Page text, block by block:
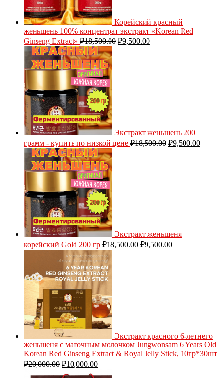
Корейский красный
женьшень 100% концентрат экстракт «Korean Red
Ginseng Extract» ₽18,500.00 ₽9,500.00
Экстракт женьшень 200
грамм - купить по низкой цене ₽18,500.00 ₽9,500.00
Экстракт женьшеня
корейский Gold 200 гр ₽18,500.00 ₽9,500.00
Экстракт красного 6-летнего
женьшеня с маточным молочком Jungwonsam 6 Years Old
Korean Red Ginseng Extract & Royal Jelly Stick, 10гр*30шт
₽20,000.00 ₽10,000.00